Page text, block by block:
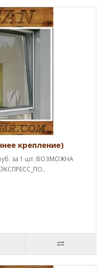
крепление)
за 1 шт. ВОЗМОЖНА